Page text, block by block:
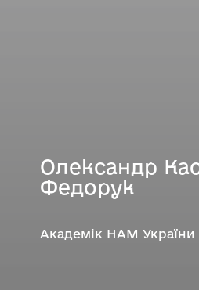
Олександр
Федорук
Академік НАМ України